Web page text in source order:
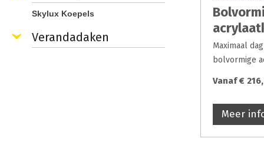
Skylux Koepels
Verandadaken
Maximaal
bolvormige
Vanaf €
Meer